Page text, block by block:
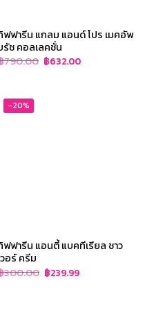
ฟฟารีน แกลม แอนด์ โปร เมคอัพ
รัช คอลเลคชั่น
790.00 Original
price
฿632.00Current
price
-20%
ฟฟารีน แอนตี้ แบคทีเรียล ชาว
วอร์ ครีม
300.00 Original
price
฿239.99Current
price